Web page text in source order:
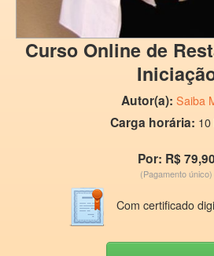
Curso Online de
Autor(a): Saiba
Carga horária:
Por: R$ 79,90
(Pagamento único)
Com certificado